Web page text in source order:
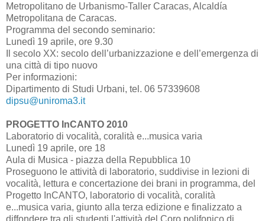
Metropolitano de Urbanismo-Taller Caracas, Alcaldía
Metropolitana de Caracas.
Programma del secondo seminario:
Lunedì 19 aprile, ore 9.30
Il secolo XX: secolo dell’urbanizzazione e dell’emergenza di
una città di tipo nuovo
Per informazioni:
Dipartimento di Studi Urbani, tel. 06 57339608
dipsu@uniroma3.it
PROGETTO InCANTO 2010
Laboratorio di vocalità, coralità e...musica varia
Lunedì 19 aprile, ore 18
Aula di Musica - piazza della Repubblica 10
Proseguono le attività di laboratorio, suddivise in lezioni di
vocalità, lettura e concertazione dei brani in programma, del
Progetto InCANTO, laboratorio di vocalità, coralità
e...musica varia, giunto alla terza edizione e finalizzato a
diffondere tra gli studenti l'attività del Coro polifonico di